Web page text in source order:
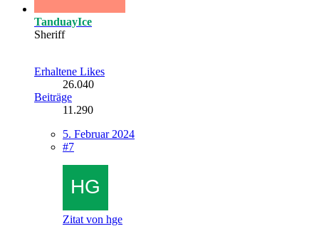
TanduayIce
Sheriff
Erhaltene Likes
26.040
Beiträge
11.290
5. Februar 2024
#7
Zitat von hge